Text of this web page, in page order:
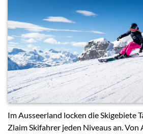
Im Ausseerland locken die Skigebiete
Zlaim Skifahrer jeden Niveaus an. Von